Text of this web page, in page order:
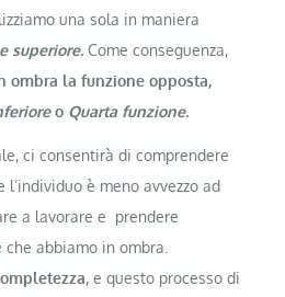
una sola in maniera
superiore. Come conseguenza,
ombra la funzione opposta,
o Quarta funzione.
ci consentirà di comprendere
è meno avvezzo ad
a lavorare e prendere
abbiamo in ombra.
, e questo processo di